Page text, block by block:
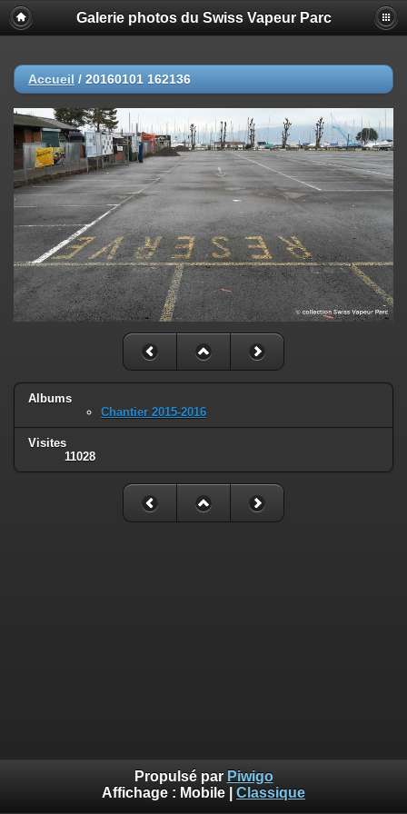
Galerie photos du Swiss Vapeur Parc
Accueil / 20160101 162136
Albums
Chantier 2015-2016
Visites
11028
Propulsé par Piwigo
Affichage : Mobile Classique